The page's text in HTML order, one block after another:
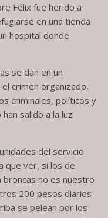
Félix fue herido a
en una tienda
hospital donde
se dan en un
crimen organizado,
criminales, políticos y
salido a la luz
del servicio
que ver, si los de
no es nuestro
200 pesos diarios
se pelean por los